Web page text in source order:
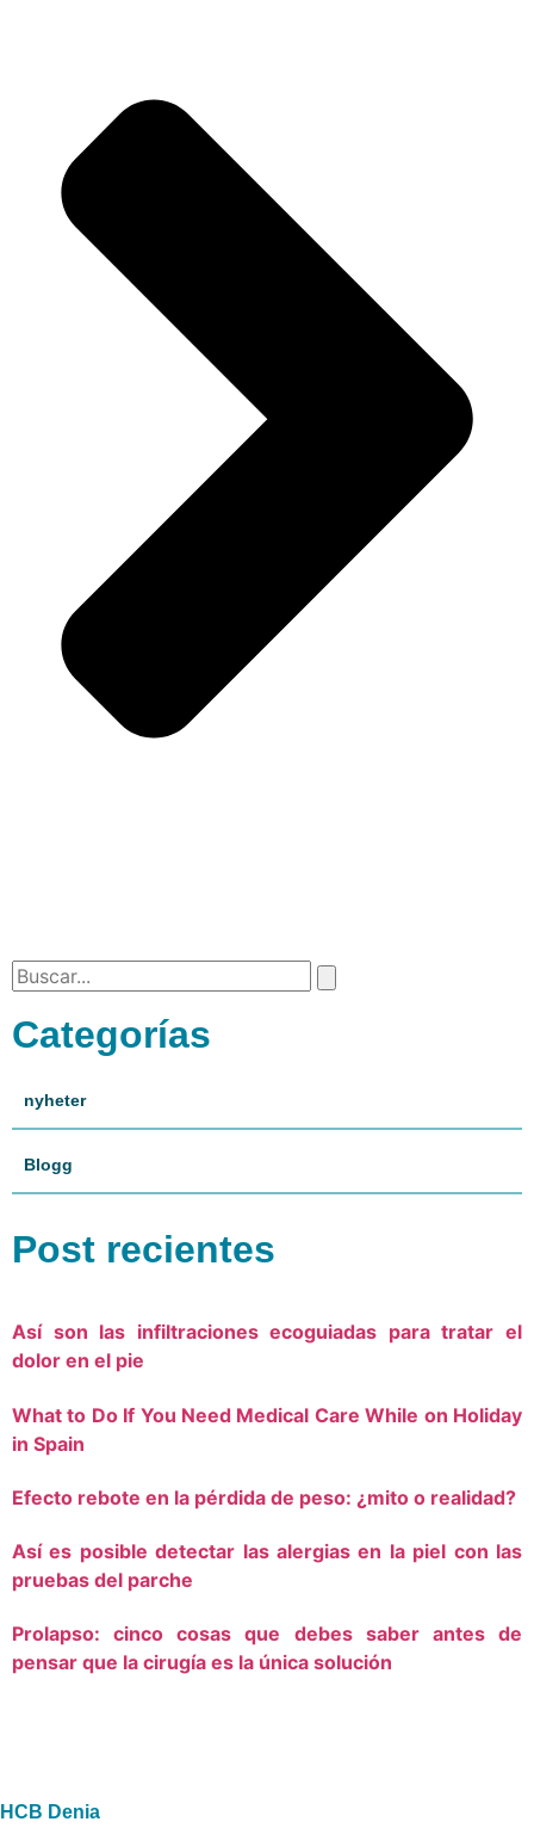
Categorías
nyheter
Blogg
Post recientes
Así son las infiltraciones ecoguiadas para tratar el
dolor en el pie
What to Do If You Need Medical Care While on Holiday
in Spain
Efecto rebote en la pérdida de peso: ¿mito o realidad?
Así es posible detectar las alergias en la piel con las
pruebas del parche
Prolapso: cinco cosas que debes saber antes de
pensar que la cirugía es la única solución
HCB Denia